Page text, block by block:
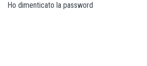
Ho dimenticato la password